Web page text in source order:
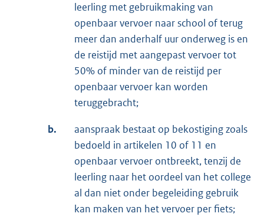
leerling met gebruikmaking van
openbaar vervoer naar school of terug
meer dan anderhalf uur onderweg is en
de reistijd met aangepast vervoer tot
50% of minder van de reistijd per
openbaar vervoer kan worden
teruggebracht;
b.
aanspraak bestaat op bekostiging zoals
bedoeld in artikelen 10 of 11 en
openbaar vervoer ontbreekt, tenzij de
leerling naar het oordeel van het college
al dan niet onder begeleiding gebruik
kan maken van het vervoer per fiets;